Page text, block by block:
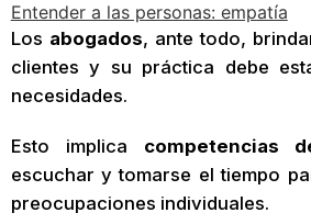
Entender a las personas: empatía
Los abogados, ante todo,
clientes y su práctica debe
necesidades.
Esto implica competencias
escuchar y tomarse el tiempo
preocupaciones individuales.